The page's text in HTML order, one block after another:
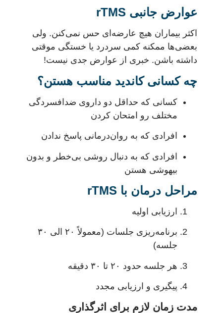
عوارض جانبی rTMS
اکثر بیماران هیچ عارضه‌ای حس نمی‌کنن. ولی
بعضی‌ها ممکنه کمی سردرد یا خستگی موقتی
داشته باشن. خبری از عوارض جدی نیست!
چه کسانی کاندید مناسب هستن؟
کسانی که حداقل دو داروی ضدافسردگی
مختلف رو امتحان کردن
افرادی که به روان‌درمانی پاسخ ندادن
افرادی که به دنبال روشی بی‌خطر و بدون
بیهوشی هستن
مراحل درمان با rTMS
ارزیابی اولیه
برنامه‌ریزی جلسات (معمولاً ۲۰ الی ۳۰
جلسه)
هر جلسه حدود ۲۰ تا ۳۰ دقیقه
پیگیری و ارزیابی مجدد
مدت زمان لازم برای اثرگذاری